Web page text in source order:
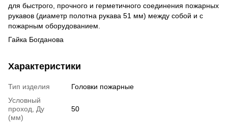
для быстрого, прочного и герметичного соединения пожарных
рукавов (диаметр полотна рукава 51 мм) между собой и с
пожарным оборудованием.
Гайка Богданова
Характеристики
Тип изделия
Головки пожарные
Условный
проход, Ду
(мм)
50